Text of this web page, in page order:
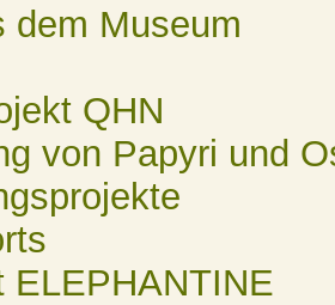
dem Museum
QHN
von Papyri und
ELEPHANTINE